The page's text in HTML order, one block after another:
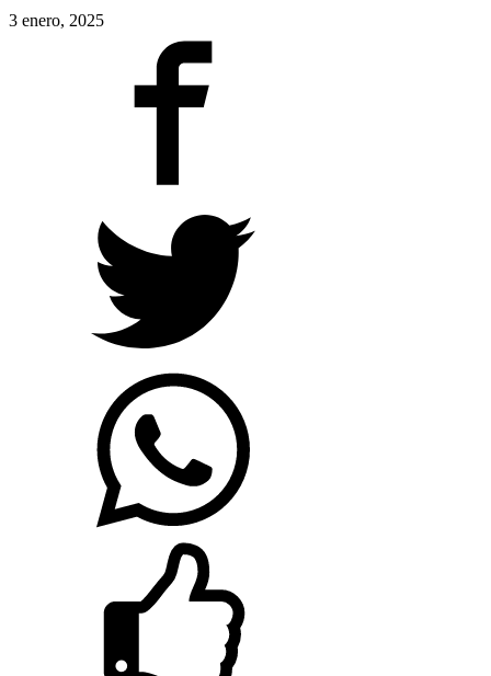
3 enero, 2025